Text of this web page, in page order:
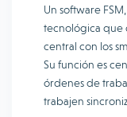
Un software
tecnológica que
central con los
Su función es
órdenes de
trabajen